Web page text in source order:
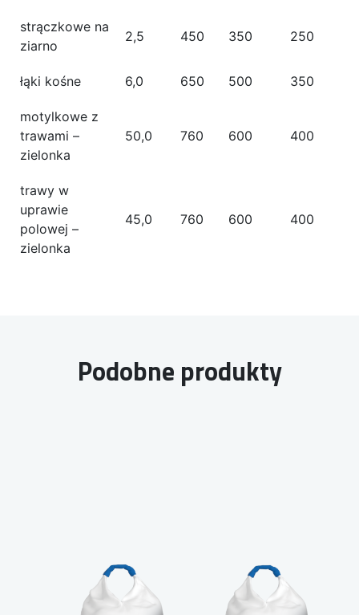
strączkowe na
ziarno
2,5 450 350 250
łąki kośne 6,0 650 500 350
motylkowe z
trawami –
zielonka
50,0 760 600 400
trawy w
uprawie
polowej –
zielonka
45,0 760 600 400
Podobne produkty